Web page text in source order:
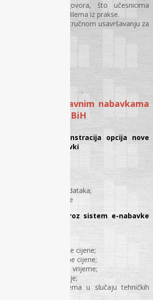
pitanja i odgovora, što učesnicima
konkretnih dilema iz prakse.
– potvrda o stručnom usavršavanju za
podrška javnim nabavkama
nabavki AJN BiH
nabavki i demonstracija opcija nove
portala javnih nabavki
otvorenih podataka;
kroz sistem e-nabavke
aukcija (prikaz kroz sistem e-nabavke
umanjenja ponuđene cijene;
dostizanja minimalne cijene;
u više e-aukcija u isto vrijeme;
učesnika e-aukcije;
zahtjeva putem sistema u slučaju tehničkih